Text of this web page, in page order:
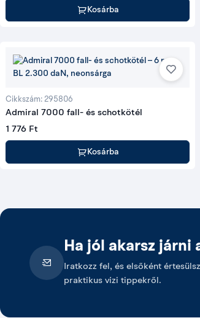
Kosárba
Cikkszám: 295806
Admiral 7000 fall- és schotkötél
1 776 Ft
Kosárba
Ha jól akarsz járni
Iratkozz fel, és elsőként
praktikus vízi tippekről.